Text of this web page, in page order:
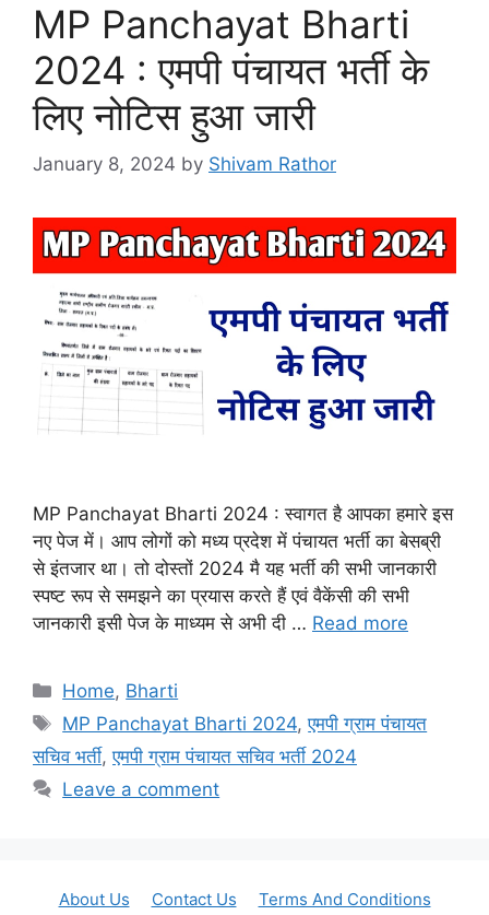
MP Panchayat Bharti
2024 : एमपी पंचायत भर्ती के
लिए नोटिस हुआ जारी
January 8, 2024 by Shivam Rathor
MP Panchayat Bharti 2024 : स्वागत है आपका हमारे इस
नए पेज में। आप लोगों को मध्य प्रदेश में पंचायत भर्ती का बेसब्री
से इंतजार था। तो दोस्तों 2024 मै यह भर्ती की सभी जानकारी
स्पष्ट रूप से समझने का प्रयास करते हैं एवं वैकेंसी की सभी
जानकारी इसी पेज के माध्यम से अभी दी … Read more
Categories
Home, Bharti
Tags
MP Panchayat Bharti 2024,एमपी ग्राम पंचायत
सचिव भर्ती,एमपी ग्राम पंचायत सचिव भर्ती 2024
Leave a comment
About Us Contact Us Terms And Conditions